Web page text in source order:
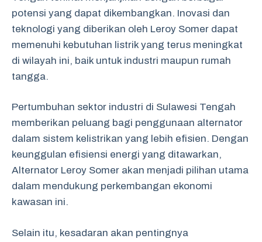
potensi yang dapat dikembangkan. Inovasi dan
teknologi yang diberikan oleh Leroy Somer dapat
memenuhi kebutuhan listrik yang terus meningkat
di wilayah ini, baik untuk industri maupun rumah
tangga.
Pertumbuhan sektor industri di Sulawesi Tengah
memberikan peluang bagi penggunaan alternator
dalam sistem kelistrikan yang lebih efisien. Dengan
keunggulan efisiensi energi yang ditawarkan,
Alternator Leroy Somer akan menjadi pilihan utama
dalam mendukung perkembangan ekonomi
kawasan ini.
Selain itu, kesadaran akan pentingnya